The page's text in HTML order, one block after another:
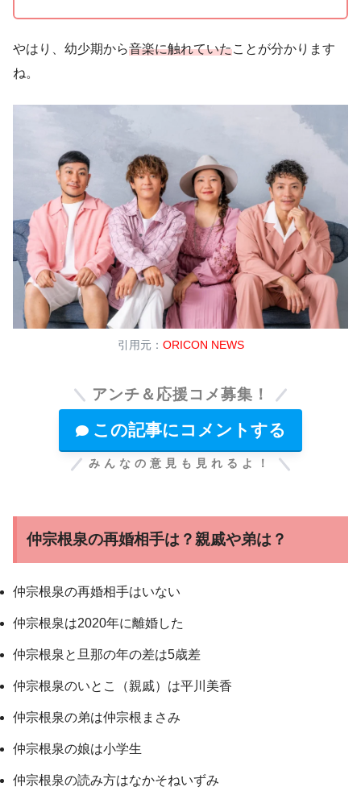
やはり、幼少期から音楽に触れていたことが分かります
ね。
引用元： ORICON NEWS
アンチ＆応援コメ募集！
この記事にコメントする
みんなの意見も見れるよ！
仲宗根泉の再婚相手は？親戚や弟は？
仲宗根泉の再婚相手はいない
仲宗根泉は2020年に離婚した
仲宗根泉と旦那の年の差は5歳差
仲宗根泉のいとこ（親戚）は平川美香
仲宗根泉の弟は仲宗根まさみ
仲宗根泉の娘は小学生
仲宗根泉の読み方はなかそねいずみ